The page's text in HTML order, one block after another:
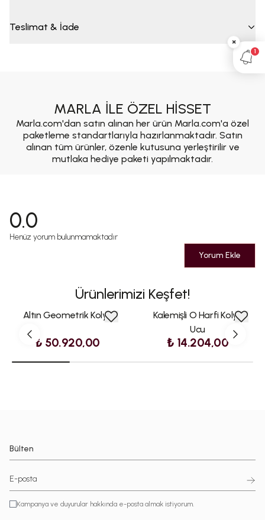
Teslimat & İade
MARLA İLE ÖZEL HİSSET
Marla.com'dan satın alınan her ürün Marla.com'a özel
paketleme standartlarıyla hazırlanmaktadır. Satın
alınan tüm ürünler, özenle kutusuna yerleştirilir ve
mutlaka hediye paketi yapılmaktadır.
0.0
Henüz yorum bulunmamaktadır
Yorum Ekle
Ürünlerimizi Keşfet!
Altın Geometrik Kolye
₺ 50.920,00
Kalemişli O Harfi Kolye
Ucu
₺ 14.204,00
Bülten
Kampanya ve duyurular hakkında e-posta almak istiyorum.
×
1